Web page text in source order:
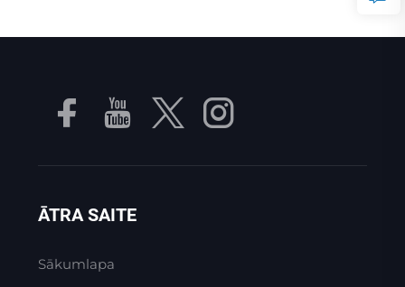
ĀTRA SAITE
Sākumlapa